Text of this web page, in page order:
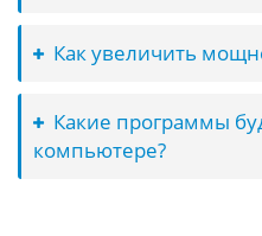
Как увеличить
Какие программы
компьютере?